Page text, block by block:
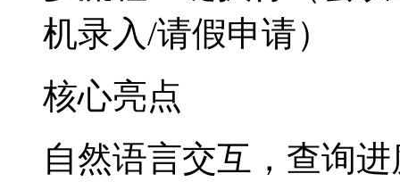
机录入/请假申请）
核心亮点
自然语言交互，查